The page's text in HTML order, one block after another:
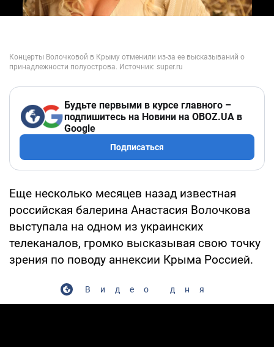
Будьте первыми в курсе главного –
подпишитесь на Новини на OBOZ.UA в
Google
Подписаться
Еще несколько месяцев назад известная
российская балерина Анастасия Волочкова
выступала на одном из украинских
телеканалов, громко высказывая свою точку
зрения по поводу аннексии Крыма Россией.
Видео дня